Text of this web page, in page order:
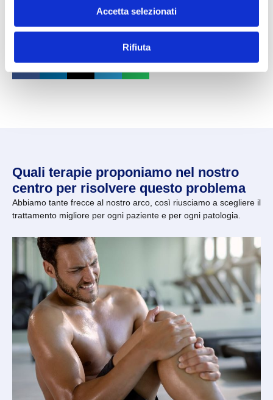
Accetta selezionati
Rifiuta
CONDIVIDI QUESTO ARTICOLO
Quali terapie proponiamo nel nostro
centro per risolvere questo problema
Abbiamo tante frecce al nostro arco, così riusciamo a scegliere il
trattamento migliore per ogni paziente e per ogni patologia.